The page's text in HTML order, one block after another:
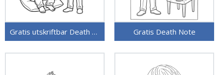
Gratis utskriftbar Death Note Gratis Death Note